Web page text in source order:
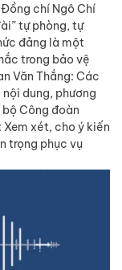
chí Ngô Chí
tự phòng, tự
đảng là một
trong bảo vệ
Văn Thắng: Các
dung, phương
Công đoàn
xét, cho ý kiến
trọng phục vụ